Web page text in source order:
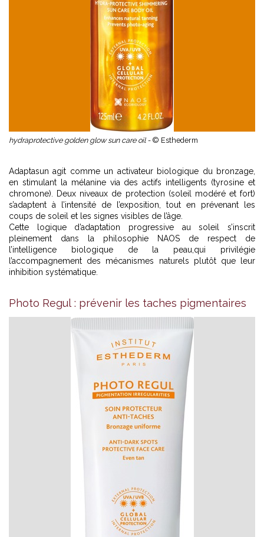
hydraprotective golden glow sun care oil - © Esthederm
Adaptasun agit comme un activateur biologique du bronzage,
en stimulant la mélanine via des actifs intelligents (tyrosine et
chromone). Deux niveaux de protection (soleil modéré et fort)
s’adaptent à l’intensité de l’exposition, tout en prévenant les
coups de soleil et les signes visibles de l’âge.
Cette logique d’adaptation progressive au soleil s’inscrit
pleinement dans
la philosophie NAOS de respect de
l’intelligence biologique de la peau, qui privilégie
l’accompagnement des mécanismes naturels plutôt que leur
inhibition systématique.
Photo Regul : prévenir les taches pigmentaires